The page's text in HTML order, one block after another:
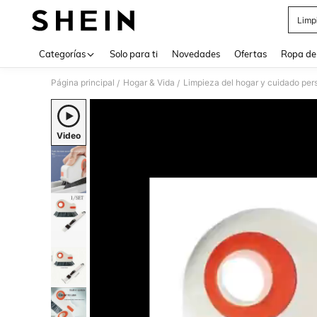
Categorías Solo para ti Novedades Ofertas Ropa
Página principal / Hogar & Vida / Limpieza del hogar y cuidado
Video